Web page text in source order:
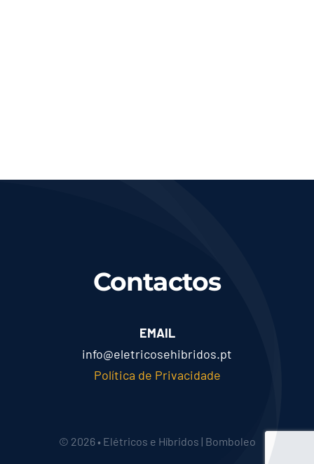
Contactos
EMAIL
info@eletricosehibridos.pt
Política de Privacidade
© 2026 • Elétricos e Híbridos | Bomboleo